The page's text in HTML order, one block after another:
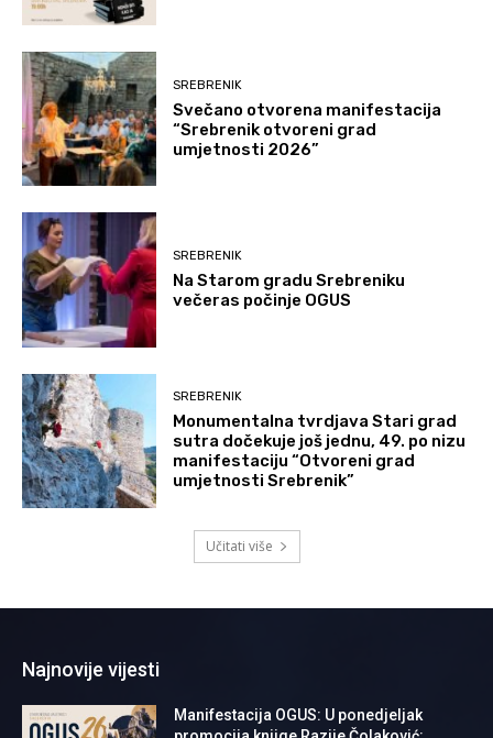
SREBRENIK
Svečano otvorena manifestacija
“Srebrenik otvoreni grad
umjetnosti 2026”
SREBRENIK
Na Starom gradu Srebreniku
večeras počinje OGUS
SREBRENIK
Monumentalna tvrdjava Stari grad
sutra dočekuje još jednu, 49. po nizu
manifestaciju “Otvoreni grad
umjetnosti Srebrenik”
Učitati više
Najnovije vijesti
Manifestacija OGUS: U ponedjeljak